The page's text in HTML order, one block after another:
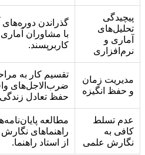
پیچیدگی
تحلیل‌های
آماری و
نرم‌افزاری
گذراندن
با مشاوران
کاربرپسند.
مدیریت زمان
و حفظ انگیزه
تقسیم کار به
ضرب‌الاجل‌های
حفظ تعادل
عدم تسلط
کافی به
نگارش علمی
مطالعه
راهنماهای
از استاد راهنما.